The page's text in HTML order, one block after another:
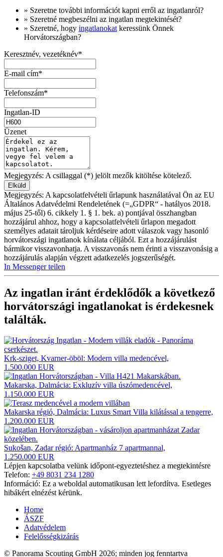
» Szeretne további információt kapni erről az ingatlanról?
» Szeretné megbeszélni az ingatlan megtekintését?
» Szeretné, hogy ingatlanokat keressünk Önnek
Horvátországban?
Keresztnév, vezetéknév*
E-mail cím*
Telefonszám*
Ingatlan-ID
Üzenet
Megjegyzés: A csillaggal (*) jelölt mezők kitöltése kötelező.
Megjegyzés: A kapcsolatfelvételi űrlapunk használatával Ön az EU
Általános Adatvédelmi Rendeletének (=„GDPR“ - hatályos 2018.
május 25-től) 6. cikkely 1. § 1. bek. a) pontjával összhangban
hozzájárul ahhoz, hogy a kapcsolatfelvételi űrlapon megadott
személyes adatait tároljuk kérdéseire adott válaszok vagy hasonló
horvátországi ingatlanok kínálata céljából. Ezt a hozzájárulást
bármikor visszavonhatja. A visszavonás nem érinti a visszavonásig a
hozzájárulás alapján végzett adatkezelés jogszerűségét.
In Messenger teilen
Az ingatlan iránt érdeklődők a következő
horvátországi ingatlanokat is érdekesnek
találták.
Krk-sziget, Kvarner-öböl: Modern villa medencével,
1.500.000 EUR
Makarska, Dalmácia: Exkluzív villa úszómedencével,
1.150.000 EUR
Makarska régió, Dalmácia: Luxus Smart Villa kilátással a tengerre,
1.200.000 EUR
Sukošan, Zadar régió: Apartmanház 7 apartmannal,
1.250.000 EUR
Lépjen kapcsolatba velünk időpont-egyeztetéshez a megtekintésre
Telefon: +49 8031 234 1280
Információ: Ez a weboldal automatikusan lett lefordítva. Esetleges
hibákért elnézést kérünk.
Home
ÁSZF
Adatvédelem
Felelősségkizárás
© Panorama Scouting GmbH 2026; minden jog fenntartva